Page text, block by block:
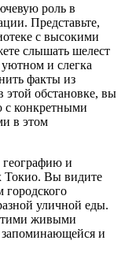
роль в
Представьте,
с высокими
слышать шелест
и слегка
факты из
этой обстановке, вы
с конкретными
в этом
географию и
Токио. Вы видите
уличной еды.
живыми
запоминающейся и